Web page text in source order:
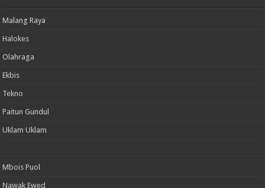
Malang Raya
Halokes
Olahraga
Ekbis
Tekno
Paitun Gundul
Uklam Uklam
Mbois Puol
Nawak Ewed